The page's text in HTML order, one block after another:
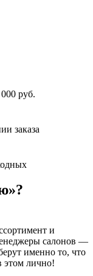
руб.
заказа
и
салонов —
именно то, что
этом лично!